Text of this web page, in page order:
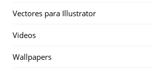
Vectores para Illustrator
Videos
Wallpapers